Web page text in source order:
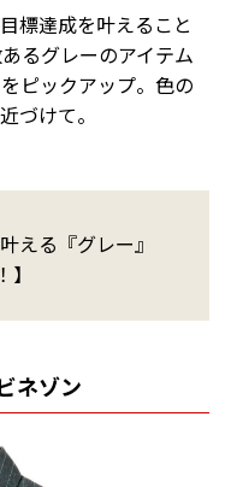
標達成を叶えること
るグレーのアイテム
ピックアップ。色の
づけて。
える『グレー』
ネゾン